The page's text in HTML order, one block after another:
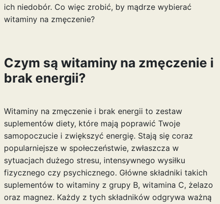
ich niedobór. Co więc zrobić, by mądrze wybierać
witaminy na zmęczenie?
Czym są witaminy na zmęczenie i
brak energii?
Witaminy na zmęczenie i brak energii to zestaw
suplementów diety, które mają poprawić Twoje
samopoczucie i zwiększyć energię. Stają się coraz
popularniejsze w społeczeństwie, zwłaszcza w
sytuacjach dużego stresu, intensywnego wysiłku
fizycznego czy psychicznego. Główne składniki takich
suplementów to witaminy z grupy B, witamina C, żelazo
oraz magnez. Każdy z tych składników odgrywa ważną